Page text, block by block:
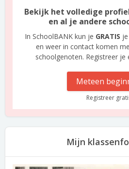
Bekijk het volledige
en al je andere
In SchoolBANK kun je GRATIS
en weer in contact komen
schoolgenoten. Registreer je
Meteen
Registreer
Mijn